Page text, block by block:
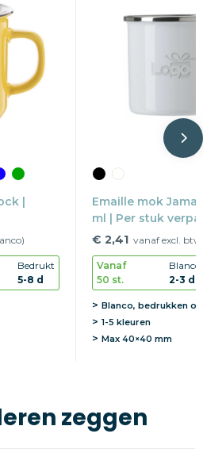
|
Bedrukt
5-8 d
Emaille mok
ml | Per stuk
€ 2,41 vanaf excl.
Vanaf
50 st.
Blanco
2-3 d
Blanco, bedrukken of
1-5 kleuren
Max40×40 mm
zeggen